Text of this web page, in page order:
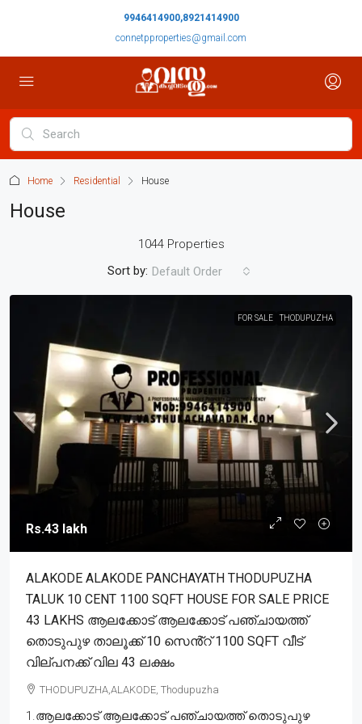
9946414900,8921414900
connetpproperties@gmail.com
Home Residential House
House
1044 Properties
Sort by: Default Order
FOR SALE THODUPUZHA
Rs.43 lakh
ALAKODE ALAKODE PANCHAYATH THODUPUZHA
TALUK 10 CENT 1100 SQFT HOUSE FOR SALE PRICE
43 LAKHS ആലക്കോട് ആലക്കോട് പഞ്ചായത്ത്
തൊടുപുഴ താലൂക്ക് 10 സെൻ്റ് 1100 SQFT വീട്
വില്പനക്ക് വില 43 ലക്ഷം
THODUPUZHA,ALAKODE, Thodupuzha
1.ആലക്കോട് ആലക്കോട് പഞ്ചായത്ത് തൊടുപുഴ